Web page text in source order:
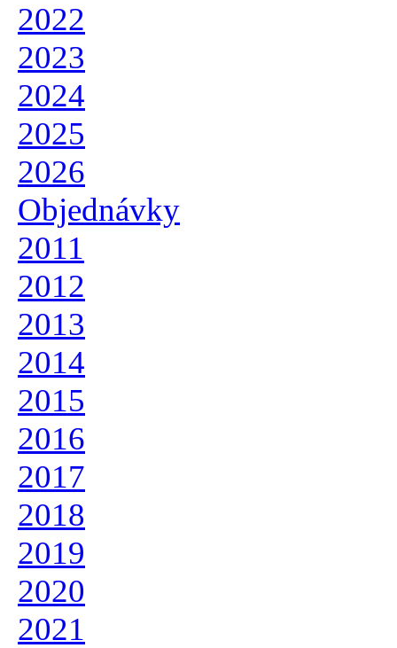
2022
2023
2024
2025
2026
Objednávky
2011
2012
2013
2014
2015
2016
2017
2018
2019
2020
2021